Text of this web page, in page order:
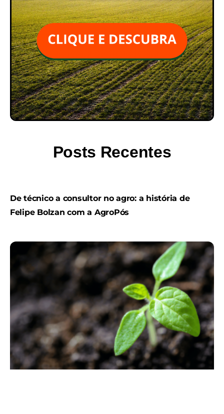
Posts Recentes
De técnico a consultor no agro: a história de
Felipe Bolzan com a AgroPós